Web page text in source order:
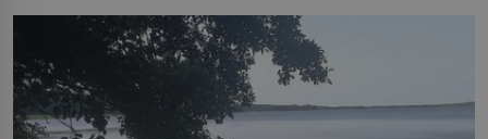
Boskovice na okraji Drahanské vrchoviny vznikla někdy
ve13. století, a už v roce 1313 kronikáři zaznamenali